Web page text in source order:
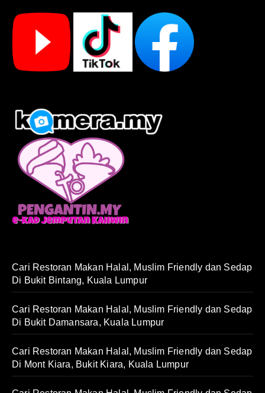
Cari Restoran Makan Halal, Muslim Friendly dan Sedap
Di Bukit Bintang, Kuala Lumpur
Cari Restoran Makan Halal, Muslim Friendly dan Sedap
Di Bukit Damansara, Kuala Lumpur
Cari Restoran Makan Halal, Muslim Friendly dan Sedap
Di Mont Kiara, Bukit Kiara, Kuala Lumpur